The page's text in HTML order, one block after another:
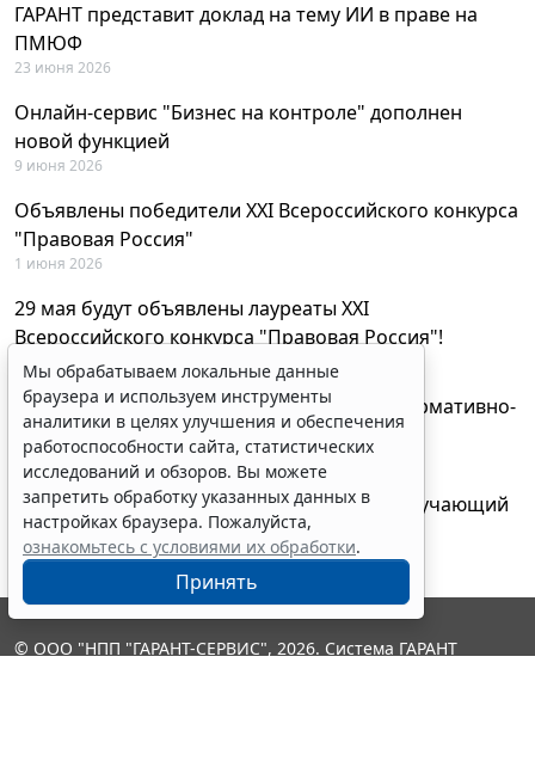
ГАРАНТ представит доклад на тему ИИ в праве на
ПМЮФ
23 июня 2026
Онлайн-сервис "Бизнес на контроле" дополнен
новой функцией
9 июня 2026
Объявлены победители XXI Всероссийского конкурса
"Правовая Россия"
1 июня 2026
29 мая будут объявлены лауреаты XXI
Всероссийского конкурса "Правовая Россия"!
27 мая 2026
AI-ассистент Искра теперь анализирует нормативно-
техническую документацию
28 апреля 2026
"ГАРАНТ Электронный экспресс" провел обучающий
вебинар по работе с AI-ассистентом Искра
23 апреля 2026
Мы обрабатываем локальные данные
браузера и используем инструменты
аналитики в целях улучшения и обеспечения
работоспособности сайта, статистических
исследований и обзоров. Вы можете
запретить обработку указанных данных в
настройках браузера. Пожалуйста,
ознакомьтесь с условиями их обработки.
Принять
© ООО "НПП "ГАРАНТ-СЕРВИС", 2026. Система ГАРАНТ